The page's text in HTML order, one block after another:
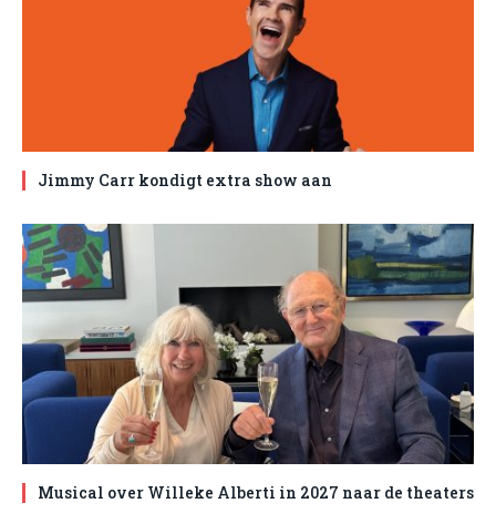
Jimmy Carr kondigt extra show aan
Musical over Willeke Alberti in 2027 naar de theaters